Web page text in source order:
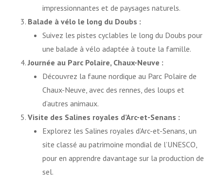
impressionnantes et de paysages naturels.
Balade à vélo le long du Doubs :
Suivez les pistes cyclables le long du Doubs pour
une balade à vélo adaptée à toute la famille.
Journée au Parc Polaire, Chaux-Neuve :
Découvrez la faune nordique au Parc Polaire de
Chaux-Neuve, avec des rennes, des loups et
d’autres animaux.
Visite des Salines royales d’Arc-et-Senans :
Explorez les Salines royales d’Arc-et-Senans, un
site classé au patrimoine mondial de l’UNESCO,
pour en apprendre davantage sur la production de
sel.